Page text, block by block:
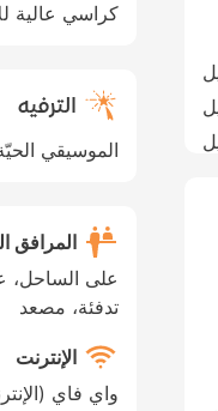
كراسي عالية
الترفيه
الموسيقي
المرافق
على الساحل،
تدفئة، مصعد
الإنترنت
واي فاي